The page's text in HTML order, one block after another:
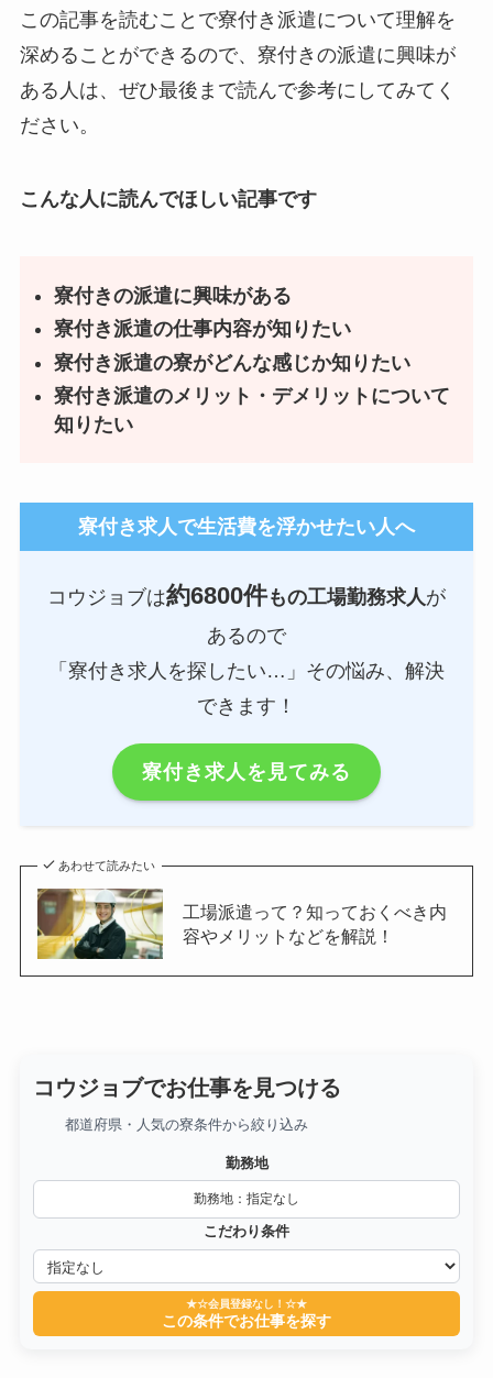
この記事を読むことで寮付き派遣について理解を
深めることができるので、寮付きの派遣に興味が
ある人は、ぜひ最後まで読んで参考にしてみてく
ださい。
こんな人に読んでほしい記事です
寮付きの派遣に興味がある
寮付き派遣の仕事内容が知りたい
寮付き派遣の寮がどんな感じか知りたい
寮付き派遣のメリット・デメリットについて
知りたい
寮付き求人で生活費を浮かせたい人へ
コウジョブは約6800件もの工場勤務求人 が
あるので
「寮付き求人を探したい…」その悩み、解決
できます！
寮付き求人を見てみる
あわせて読みたい
工場派遣って？知っておくべき内
容やメリットなどを解説！
コウジョブでお仕事を見つける
都道府県・人気の寮条件から絞り込み
勤務地
勤務地：指定なし
こだわり条件
★☆会員登録なし！☆★
この条件でお仕事を探す